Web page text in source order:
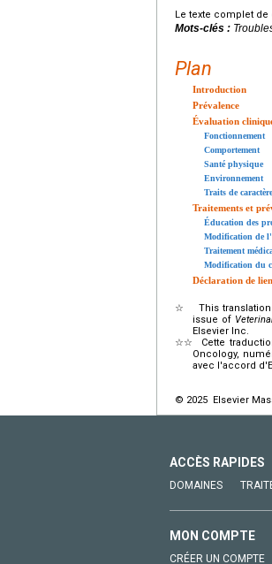
Le texte complet de
Mots-clés :
Plan
Introduction
Prévalence
Évaluation
Fonctionnement
Comportement
Santé physique
Environnement
Traits de caractère
Traitements et
Éducation des
Modification de
Traitement
Modification du
Déclaration de
☆
This
issue of
Elsevier Inc.
☆☆
Cette
Oncology,
avec l'accord
© 2025 Elsevier
ACCÈS RAPIDES
DOMAINES
MON COMPTE
CRÉER UN COMPTE